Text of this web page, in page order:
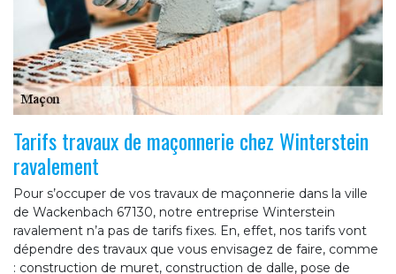
Tarifs travaux de maçonnerie chez Winterstein
ravalement
Pour s’occuper de vos travaux de maçonnerie dans la ville
de Wackenbach 67130, notre entreprise Winterstein
ravalement n’a pas de tarifs fixes. En, effet, nos tarifs vont
dépendre des travaux que vous envisagez de faire, comme
: construction de muret, construction de dalle, pose de